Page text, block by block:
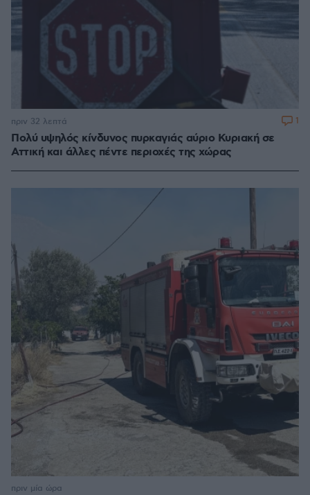
Πολύ υψηλός κίνδυνος πυρκαγιάς αύριο Κυριακή σε
Αττική και άλλες πέντε περιοχές της χώρας
πριν 32 λεπτά 1
πριν μία ώρα